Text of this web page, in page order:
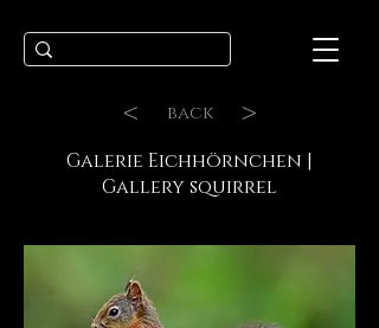
< back >
Galerie Eichhörnchen |
Gallery squirrel